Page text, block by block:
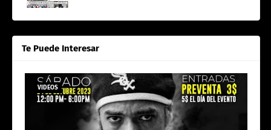
Te Puede Interesar
VIDEOS